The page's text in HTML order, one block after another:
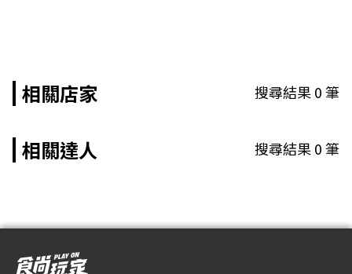
相關店家 搜尋結果0筆
相關達人 搜尋結果0筆